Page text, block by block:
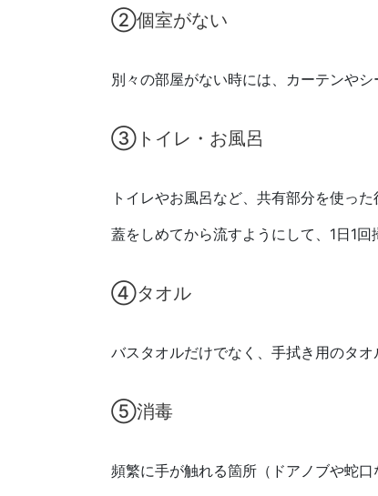
②個室がない
別々の部屋がない時には、カーテンや
③トイレ・お風呂
トイレやお風呂など、共有部分を使っ
蓋をしめてから流すようにして、1日1回
④タオル
バスタオルだけでなく、手拭き用のタ
⑤消毒
頻繁に手が触れる箇所（ドアノブや蛇